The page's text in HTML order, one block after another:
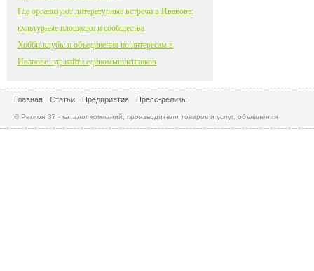
Где организуют литературные встречи в Иванове:
культурные площадки и сообщества
Хобби-клубы и объединения по интересам в
Иванове: где найти единомышленников
Главная Статьи Предприятия Пресс-релизы
© Регион 37 - каталог компаний, производители товаров и услуг, объявления